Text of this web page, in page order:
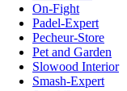
On-Fight
Padel-Expert
Pecheur-Store
Pet and Garden
Slowood Interior
Smash-Expert